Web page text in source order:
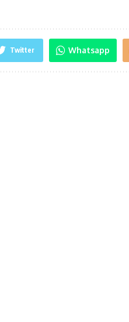
Twitter Whatsapp